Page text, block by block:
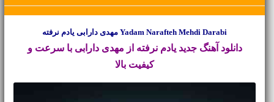
Yadam Narafteh Mehdi Darabi مهدی دارابی یادم نرفته
دانلود آهنگ جدید یادم نرفته از مهدی دارابی با سرعت و
کیفیت بالا